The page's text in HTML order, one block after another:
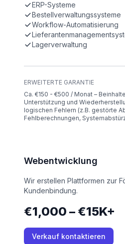
ERP-Systeme
Bestellverwaltungssysteme
Workflow-Automatisierung
Lagerverwaltung
ERWEITERTE GARANTIE
Ca. €150 - €500 / Monat –
Unterstützung und
logischen Fehlern (z.B. gestörte
Fehlberechnungen,
Webentwicklung
Wir erstellen Plattformen zur
Kundenbindung.
€1,000 – €15K+
Verkauf kontaktieren